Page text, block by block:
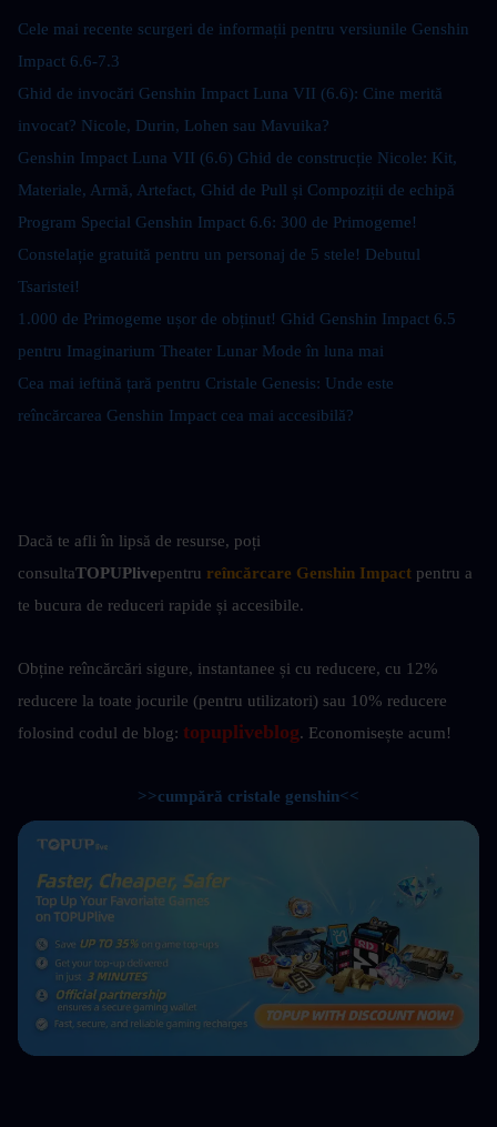
Cele mai recente scurgeri de informații pentru versiunile Genshin
Impact 6.6-7.3
Ghid de invocări Genshin Impact Luna VII (6.6): Cine merită
invocat? Nicole, Durin, Lohen sau Mavuika?
Genshin Impact Luna VII (6.6) Ghid de construcție Nicole: Kit,
Materiale, Armă, Artefact, Ghid de Pull și Compoziții de echipă
Program Special Genshin Impact 6.6: 300 de Primogeme!
Constelație gratuită pentru un personaj de 5 stele! Debutul
Tsaristei!
1.000 de Primogeme ușor de obținut! Ghid Genshin Impact 6.5
pentru Imaginarium Theater Lunar Mode în luna mai
Cea mai ieftină țară pentru Cristale Genesis: Unde este
reîncărcarea Genshin Impact cea mai accesibilă?
Dacă te afli în lipsă de resurse, poți
consultaTOPUPlivepentru reîncărcare Genshin Impact pentru a
te bucura de reduceri rapide și accesibile.
Obține reîncărcări sigure, instantanee și cu reducere, cu 12%
reducere la toate jocurile (pentru utilizatori) sau 10% reducere
folosind codul de blog: topupliveblog. Economisește acum!
>>cumpără cristale genshin<<